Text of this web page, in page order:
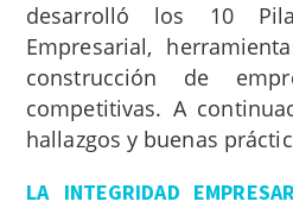
desarrolló los 10
Empresarial,
construcción de
competitivas. A
hallazgos y buenas
LA INTEGRIDAD